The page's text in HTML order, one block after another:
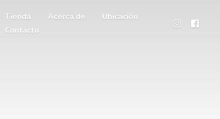
Tienda Acerca de
Ubicación
Contacto